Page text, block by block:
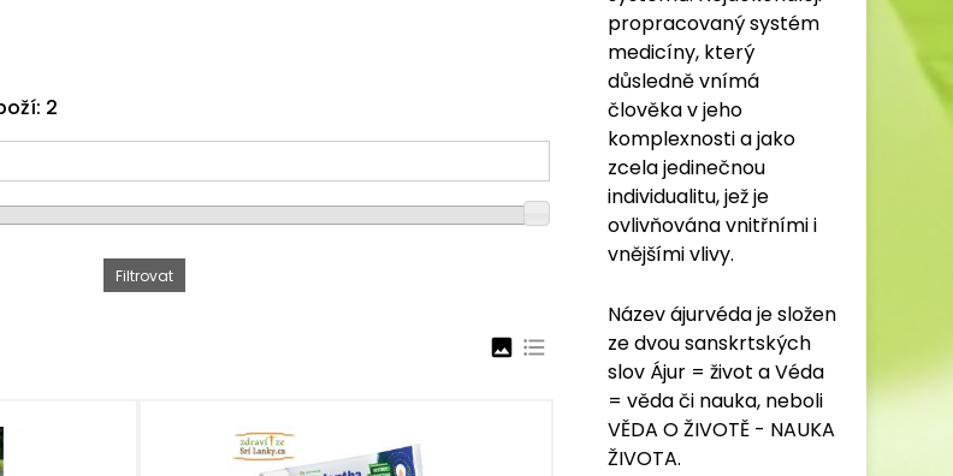
2
image format_list_bulleted
propracovaný systém
medicíny, který
důsledně vnímá
člověka v jeho
komplexnosti a jako
zcela jedinečnou
individualitu, jež je
ovlivňována vnitřními i
vnějšími vlivy.
Název ájurvéda je složen
ze dvou sanskrtských
slov Ájur = život a Véda
= věda či nauka, neboli
VĚDA O ŽIVOTĚ - NAUKA
ŽIVOTA.